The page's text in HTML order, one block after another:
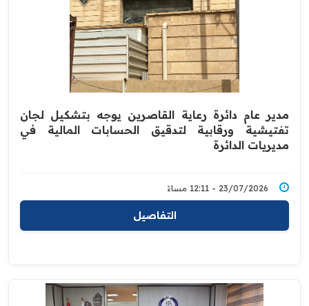
مدير عام دائرة رعاية القاصرين يوجه بتشكيل لجان
تفتيشية ورقابية لتدقيق الحسابات المالية في
مديريات الدائرة
23/07/2026 - 12:11 مساءً
التفاصيل